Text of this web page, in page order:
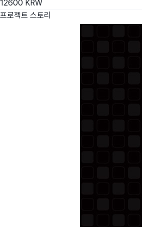
12600 KRW
프로젝트 스토리